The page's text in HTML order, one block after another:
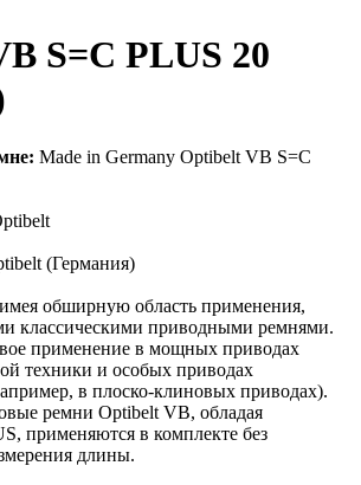
S=C PLUS 20
Made in Germany Optibelt VB S=C
(Германия)
обширную область применения,
классическими приводными ремнями.
применение в мощных приводах
техники и особых приводах
в плоско-клиновых приводах).
ремни Optibelt VB, обладая
применяются в комплекте без
длины.